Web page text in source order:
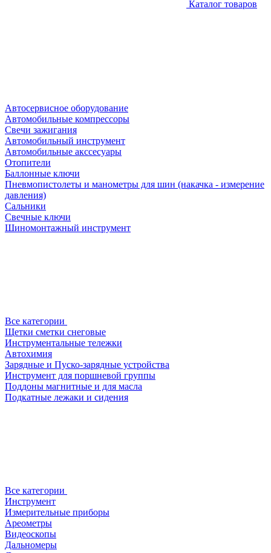
Каталог товаров
Автосервисное оборудование
Автомобильные компрессоры
Свечи зажигания
Автомобильный инструмент
Автомобильные акссесуары
Отопители
Баллонные ключи
Пневмопистолеты и манометры для шин (накачка - измерение
давления)
Сальники
Свечные ключи
Шиномонтажный инструмент
Все категории
Щетки сметки снеговые
Инструментальные тележки
Автохимия
Зарядные и Пуско-зарядные устройства
Инструмент для поршневой группы
Поддоны магнитные и для масла
Подкатные лежаки и сидения
Все категории
Инструмент
Измерительные приборы
Ареометры
Видеоскопы
Дальномеры